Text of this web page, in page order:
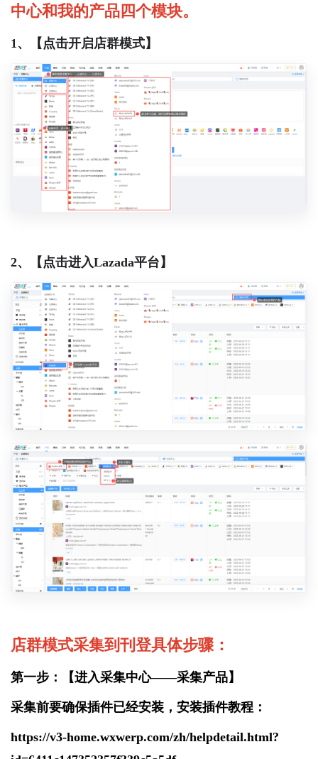
中心和我的产品四个模块。
1、【点击开启店群模式】
2、【点击进入Lazada平台】
店群模式采集到刊登具体步骤：
第一步：【进入采集中心——采集产品】
采集前要确保插件已经安装，安装插件教程：
https://v3-home.wxwerp.com/zh/helpdetail.html?